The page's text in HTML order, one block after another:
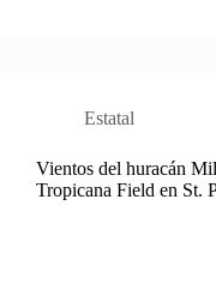
Estatal
Vientos del huracán
Tropicana Field en St.